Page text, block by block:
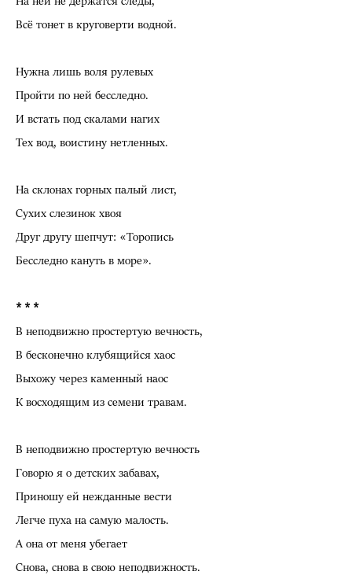
Всё тонет в круговерти водной.
Нужна лишь воля рулевых
Пройти по ней бесследно.
И встать под скалами нагих
Тех вод, воистину нетленных.
На склонах горных палый лист,
Сухих слезинок хвоя
Друг другу шепчут: «Торопись
Бесследно кануть в море».
* * *
В неподвижно простертую вечность,
В бесконечно клубящийся хаос
Выхожу через каменный наос
К восходящим из семени травам.
В неподвижно простертую вечность
Говорю я о детских забавах,
Приношу ей нежданные вести
Легче пуха на самую малость.
А она от меня убегает
Снова, снова в свою неподвижность.